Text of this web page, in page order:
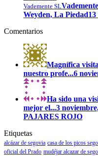
Vademente SL
Weyden, La Piedad
Comentarios
Magnífica
nuestro profe...6
Ha sido una
mejor el...3
PAJARES ROJO
Etiquetas
alcázar de segovia casa de los picos
oficial del Prado mudéjar alcazar de